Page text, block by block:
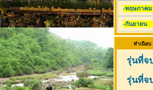
-พฤษภา
-กันยา
ทำเนียบ
รุ่นที่จ
รุ่นที่จ